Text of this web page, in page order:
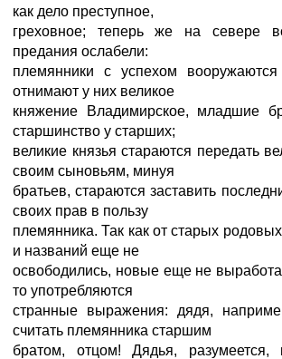
как дело преступное,
греховное; теперь же на севере
предания ослабели:
племянники с успехом
отнимают у них великое
княжение Владимирское, младшие
старшинство у старших;
великие князья стараются передать
своим сыновьям, минуя
братьев, стараются заставить
своих прав в пользу
племянника. Так как от старых
и названий еще не
освободились, новые еще не
то употребляются
странные выражения: дядя,
считать племянника старшим
братом, отцом! Дядья, разумеется,